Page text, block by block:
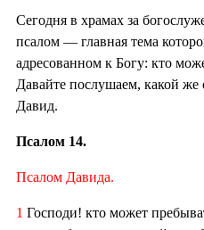
Сегодня в храмах за
псалом — главная тема
адресованном к Богу: кто
Давайте послушаем, какой же
Давид.
Псалом 14.
Псалом Давида.
1 Господи! кто может